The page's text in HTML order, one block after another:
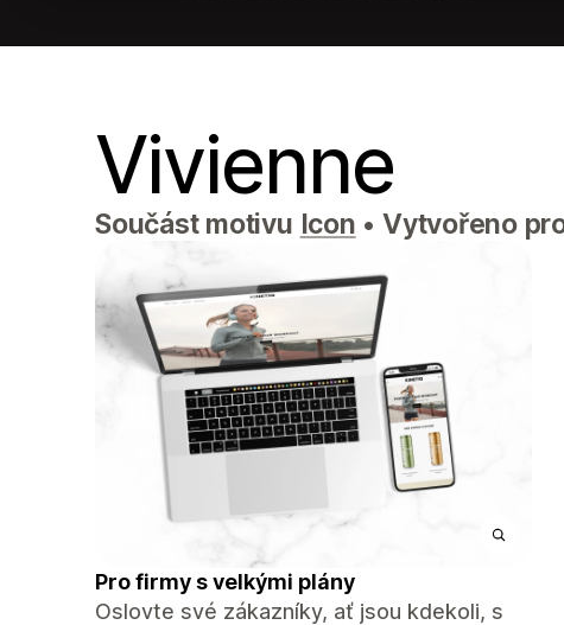
Vivienne
Součást motivu Icon • Vytvořeno
Pro firmy s velkými plány
Oslovte své zákazníky, ať jsou kdekoli, s